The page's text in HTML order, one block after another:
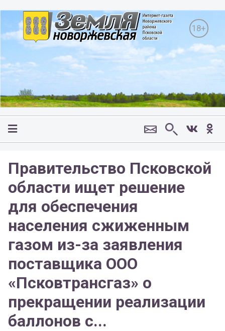
18+
Правительство Псковской
области ищет решение
для обеспечения
населения сжиженным
газом из-за заявления
поставщика ООО
«Псковтрансгаз» о
прекращении реализации
баллонов с...